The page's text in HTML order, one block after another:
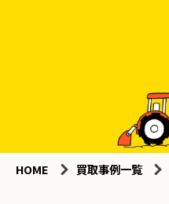
HOME 買取事例一覧